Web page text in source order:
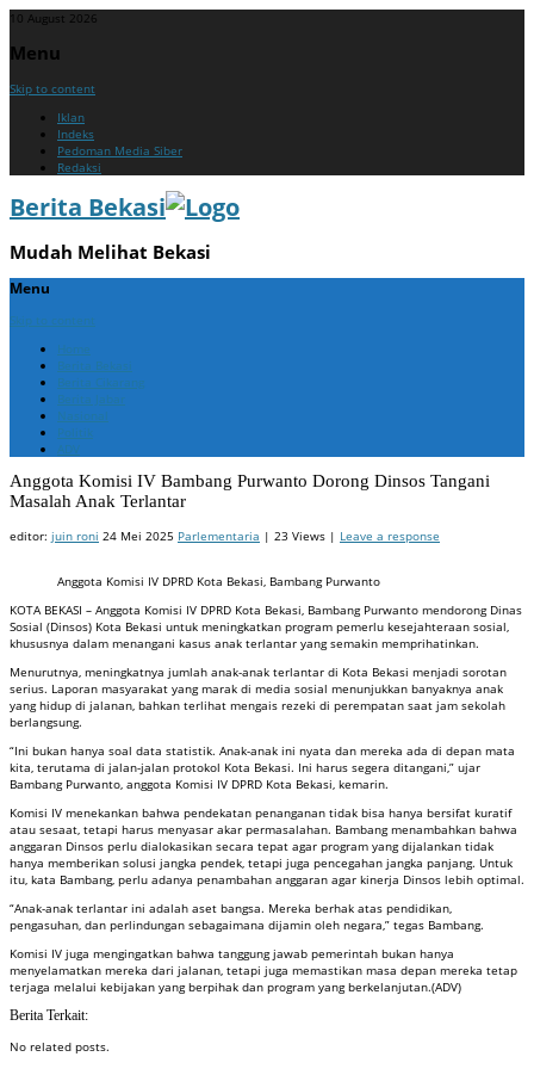
10 August 2026
Menu
Skip to content
Iklan
Indeks
Pedoman Media Siber
Redaksi
Berita Bekasi
Mudah Melihat Bekasi
Menu
Skip to content
Home
Berita Bekasi
Berita Cikarang
Berita Jabar
Nasional
Politik
ADV
Anggota Komisi IV Bambang Purwanto Dorong Dinsos Tangani
Masalah Anak Terlantar
editor: juin roni 24 Mei 2025 Parlementaria | 23 Views | Leave a response
Anggota Komisi IV DPRD Kota Bekasi, Bambang Purwanto
KOTA BEKASI – Anggota Komisi IV DPRD Kota Bekasi, Bambang Purwanto mendorong Dinas
Sosial (Dinsos) Kota Bekasi untuk meningkatkan program pemerlu kesejahteraan sosial,
khususnya dalam menangani kasus anak terlantar yang semakin memprihatinkan.
Menurutnya, meningkatnya jumlah anak-anak terlantar di Kota Bekasi menjadi sorotan
serius. Laporan masyarakat yang marak di media sosial menunjukkan banyaknya anak
yang hidup di jalanan, bahkan terlihat mengais rezeki di perempatan saat jam sekolah
berlangsung.
“Ini bukan hanya soal data statistik. Anak-anak ini nyata dan mereka ada di depan mata
kita, terutama di jalan-jalan protokol Kota Bekasi. Ini harus segera ditangani,” ujar
Bambang Purwanto, anggota Komisi IV DPRD Kota Bekasi, kemarin.
Komisi IV menekankan bahwa pendekatan penanganan tidak bisa hanya bersifat kuratif
atau sesaat, tetapi harus menyasar akar permasalahan. Bambang menambahkan bahwa
anggaran Dinsos perlu dialokasikan secara tepat agar program yang dijalankan tidak
hanya memberikan solusi jangka pendek, tetapi juga pencegahan jangka panjang. Untuk
itu, kata Bambang, perlu adanya penambahan anggaran agar kinerja Dinsos lebih optimal.
“Anak-anak terlantar ini adalah aset bangsa. Mereka berhak atas pendidikan,
pengasuhan, dan perlindungan sebagaimana dijamin oleh negara,” tegas Bambang.
Komisi IV juga mengingatkan bahwa tanggung jawab pemerintah bukan hanya
menyelamatkan mereka dari jalanan, tetapi juga memastikan masa depan mereka tetap
terjaga melalui kebijakan yang berpihak dan program yang berkelanjutan.(ADV)
Berita Terkait:
No related posts.